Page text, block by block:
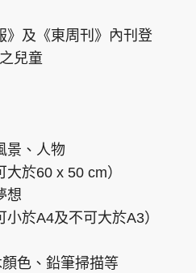
》及《東周刊》內刊登
兒童
景、人物
於60 x 50 cm）
想
於A4及不可大於A3）
色、鉛筆掃描等